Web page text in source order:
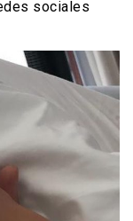
sociales